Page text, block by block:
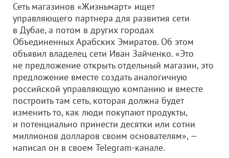
Сеть магазинов «Жизньмарт» ищет
управляющего партнера для развития сети
в Дубае, а потом в других городах
Объединенных Арабских Эмиратов. Об этом
объявил владелец сети Иван Зайченко. «Это
не предложение открыть отдельный магазин, это
предложение вместе создать аналогичную
российской управляющую компанию и вместе
построить там сеть, которая должна будет
изменить то, как люди покупают продукты,
и потенциально принести десятки или сотни
миллионов долларов своим основателям», —
написал он в своем Telegram-канале.